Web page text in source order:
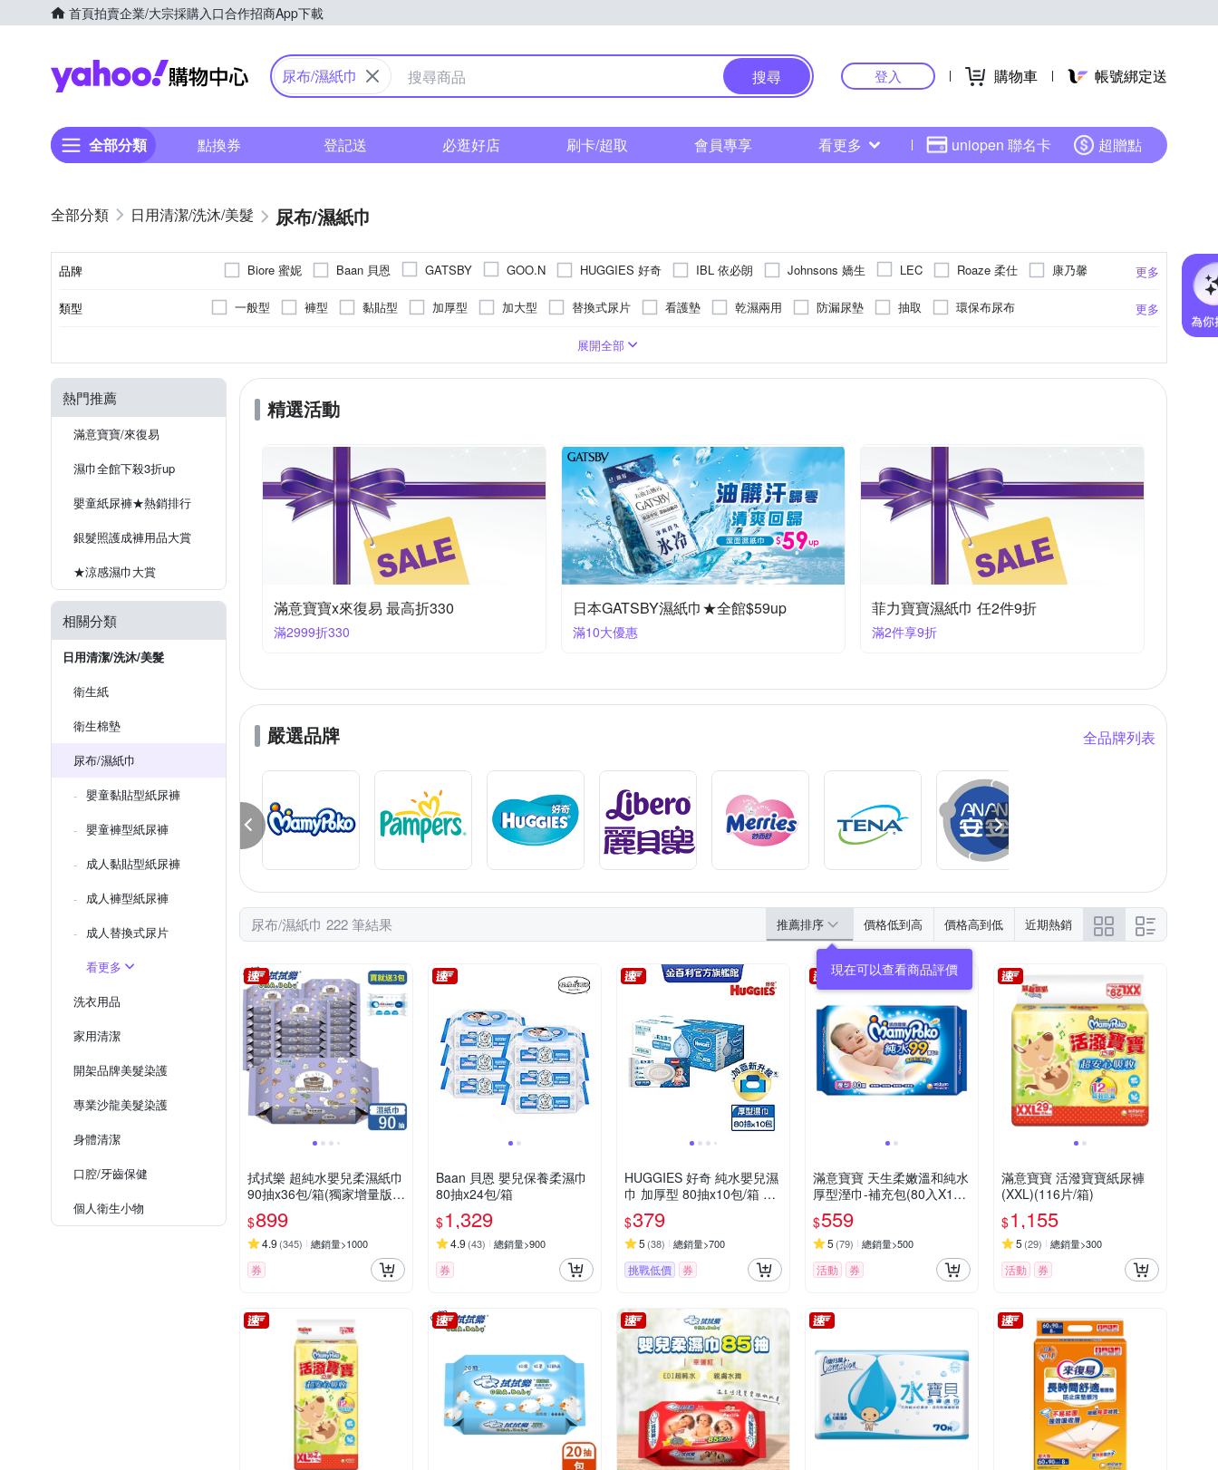
首頁拍賣企業/大宗採購入口合作招商App下載
Yahoo購物中心
尿布/濕紙巾 搜尋 登入 購物車 帳號綁定送
全部分類 點換券 登記送 必逛好店 刷卡/超取 會員專享 看更多 uniopen 聯名卡 超贈點
日用清潔/洗沐/美髮 尿布/濕紙巾
品牌 更多
Biore 蜜妮 Baan 貝恩 GATSBY GOO.N HUGGIES 好奇 IBL 依必朗 Johnsons 嬌生 LEC Roaze 柔仕
康乃馨
日本大王
來復易 優力寶 其他品牌 奈森克林 妙而舒 尚美德 幫寶適 康乃馨健護 康乃馨寶貝天使
類型 更多
一般型 褲型 黏貼型 加厚型 加大型 替換式尿片 看護墊 乾濕兩用 防漏尿墊 抽取
環保布尿布
Free Size 24x50cm
單片裝
乾式紙巾
其他 其它
展開全部
熱門推薦
滿意寶寶/來復易
濕巾全館下殺3折up
嬰童紙尿褲★熱銷排行
銀髮照護成褲用品大賞
★涼感濕巾大賞
相關分類
日用清潔/洗沐/美髮
衛生紙
衛生棉墊
尿布/濕紙巾
嬰童黏貼型紙尿褲
嬰童褲型紙尿褲
成人黏貼型紙尿褲
成人褲型紙尿褲
成人替換式尿片
看更多
洗衣用品
家用清潔
開架品牌美髮染護
專業沙龍美髮染護
身體清潔
口腔/牙齒保健
個人衛生小物
精選活動
滿意寶寶x來復易 最高折330
滿2999折330
日本GATSBY濕紙巾★全館$59up
滿10大優惠
菲力寶寶濕紙巾 任2件9折
滿2件享9折
嚴選品牌 全品牌列表
尿布/濕紙巾 222 筆結果 推薦排序 價格低到高 價格高到低 近期熱銷
拭拭樂 超純水嬰兒柔濕紙巾
90抽x36包/箱(獨家增量版) -
贈-酒精濕紙巾10抽x3包
$899
4.9 (345) 總銷量>1000
券
Baan 貝恩 嬰兒保養柔濕巾
80抽x24包/箱
$1,329
4.9 (43) 總銷量>900
券
HUGGIES 好奇 純水嬰兒濕
巾 加厚型 80抽x10包/箱 升
級加蓋設計
$379
5 (38) 總銷量>700
挑戰低價 券
滿意寶寶 天生柔嫩溫和純水
厚型溼巾-補充包(80入X12
包)箱
$559
5 (79) 總銷量>500
活動 券
滿意寶寶 活潑寶寶紙尿褲
(XXL)(116片/箱)
$1,155
5 (29) 總銷量>300
活動 券